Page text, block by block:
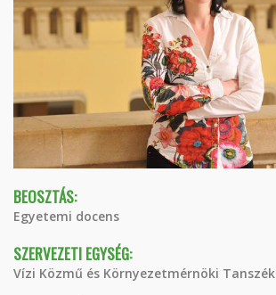
BEOSZTÁS:
Egyetemi docens
SZERVEZETI EGYSÉG:
Vízi Közmű és Környezetmérnöki Tanszék